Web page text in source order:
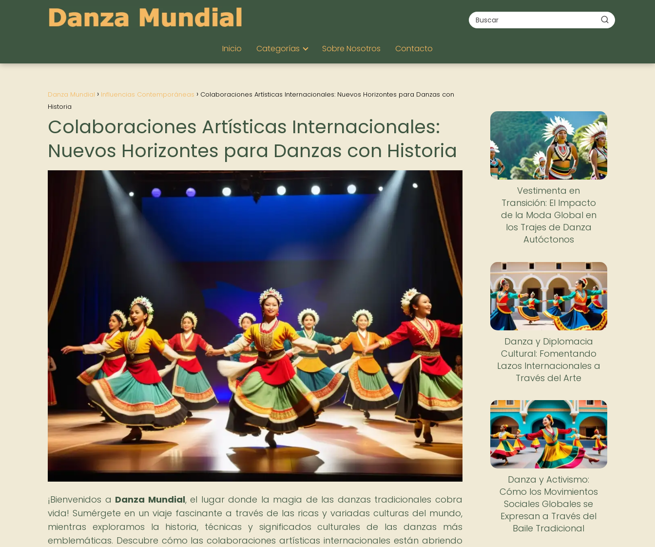
Inicio Categorías Sobre Nosotros Contacto
Danza Mundial Influencias Contemporáneas
Colaboraciones Artísticas Internacionales: Nuevos Horizontes para Danzas con
Historia
Colaboraciones Artísticas Internacionales:
Nuevos Horizontes para Danzas con Historia
¡Bienvenidos a Danza Mundial, el lugar donde la magia de las danzas tradicionales cobra
vida! Sumérgete en un viaje fascinante a través de las ricas y variadas culturas del mundo,
mientras exploramos la historia, técnicas y significados culturales de las danzas más
emblemáticas. Descubre cómo las colaboraciones artísticas internacionales están abriendo
Nuevo
Vestimenta en
Transición: El Impacto
de la Moda Global en
los Trajes de Danza
Autóctonos
Danza y Diplomacia
Cultural: Fomentando
Lazos Internacionales a
Través del Arte
Danza y Activismo:
Cómo los Movimientos
Sociales Globales se
Expresan a Través del
Baile Tradicional